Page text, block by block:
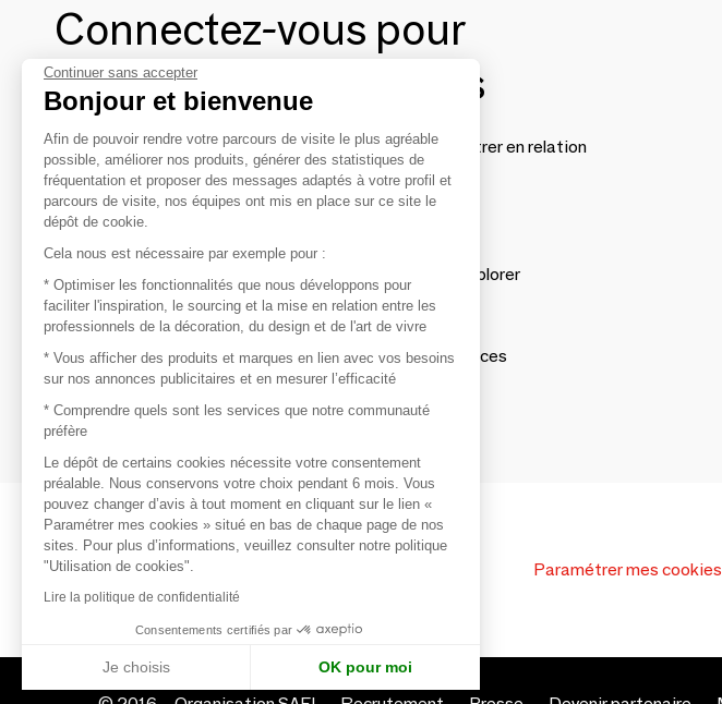
Connectez-vous pour
contacter les marques
Afin de profiter au mieux de l'expérience MOM et de rentrer en relation
avec vos marques préférées, créez-vous un compte.
Découvrir
Les produits de milliers de fournisseurs à explorer
S'inspirer
Inspiration et sélections de produits tendances
Contacter
Paramétrer mes cookies
Continuer sans accepter
Bonjour et bienvenue
Afin de pouvoir rendre votre parcours de visite le plus agréable
possible, améliorer nos produits, générer des statistiques de
fréquentation et proposer des messages adaptés à votre profil et
parcours de visite, nos équipes ont mis en place sur ce site le
dépôt de cookie.
Cela nous est nécessaire par exemple pour :
* Optimiser les fonctionnalités que nous développons pour
faciliter l'inspiration, le sourcing et la mise en relation entre les
professionnels de la décoration, du design et de l'art de vivre
* Vous afficher des produits et marques en lien avec vos besoins
sur nos annonces publicitaires et en mesurer l’efficacité
* Comprendre quels sont les services que notre communauté
préfère
Le dépôt de certains cookies nécessite votre consentement
préalable. Nous conservons votre choix pendant 6 mois. Vous
pouvez changer d’avis à tout moment en cliquant sur le lien «
Paramétrer mes cookies » situé en bas de chaque page de nos
sites. Pour plus d’informations, veuillez consulter notre politique
"Utilisation de cookies".
Lire la politique de confidentialité
Consentements certifiés par
Je choisis OK pour moi